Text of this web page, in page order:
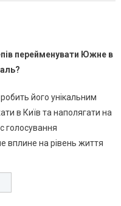
перейменувати Южне в
його унікальним
в Київ та наполягати на
голосування
вплине на рівень життя